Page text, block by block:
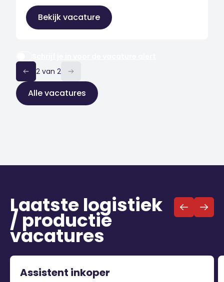
wat je zoekt. In deze rol ben jij dé spil
op het terrein en zorg je dat alles
Bekijk vacature
2 van 2
Alle vacatures
Laatste logistiek
/ productie
vacatures
Assistent inkoper